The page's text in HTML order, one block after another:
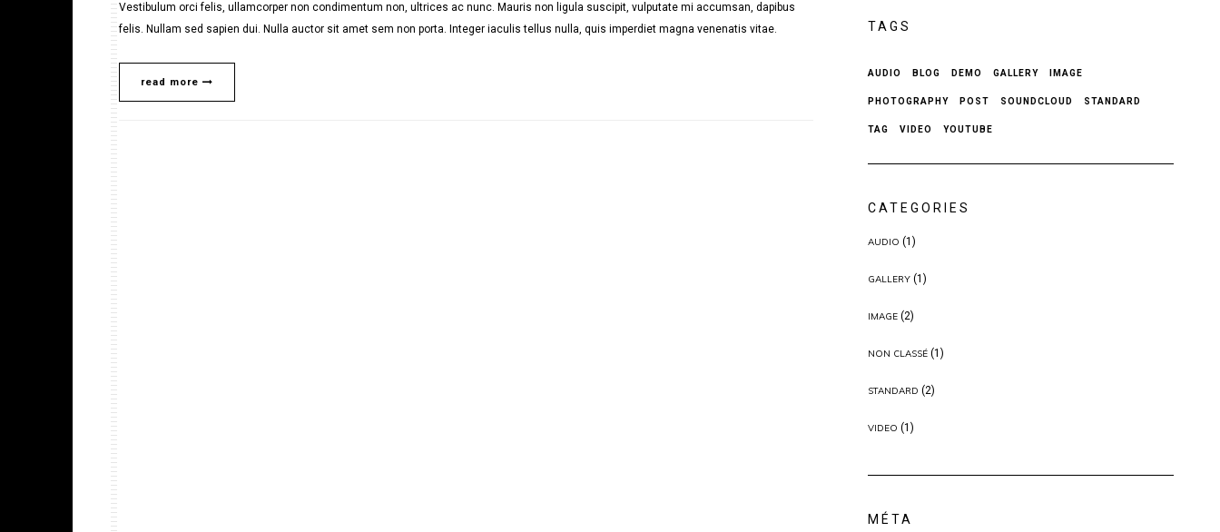
Vestibulum orci felis, ullamcorper non condimentum non, ultrices ac nunc. Mauris non ligula suscipit, vulputate mi accumsan, dapibus
felis. Nullam sed sapien dui. Nulla auctor sit amet sem non porta. Integer iaculis tellus nulla, quis imperdiet magna venenatis vitae.
read more
TAGS
AUDIO BLOG DEMO GALLERY IMAGE
PHOTOGRAPHY POST SOUNDCLOUD STANDARD
TAG VIDEO YOUTUBE
CATEGORIES
AUDIO (1)
GALLERY(1)
IMAGE(2)
NON CLASSÉ(1)
STANDARD (2)
VIDEO (1)
MÉTA